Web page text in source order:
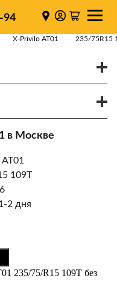
94
X-Privilo AT01 235/75R15
в Москве
109T
2 дня
235/75/R15 109T без